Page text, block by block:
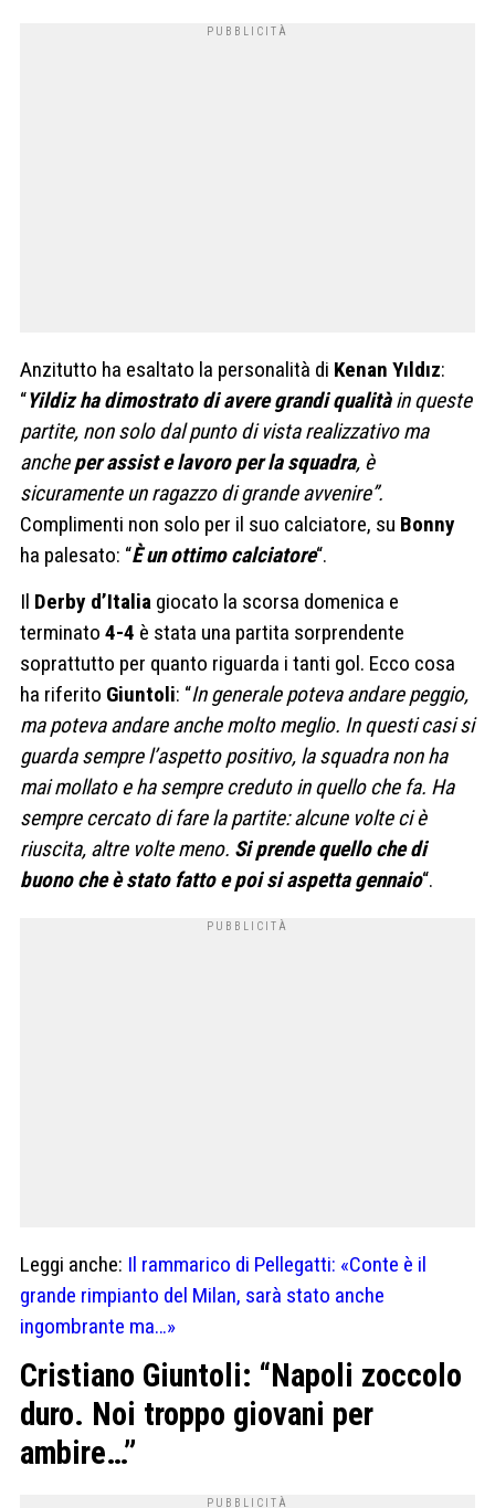
Anzitutto ha esaltato la personalità di Kenan Yıldız:
“Yildiz ha dimostrato di avere grandi qualitàin queste
partite, non solo dal punto di vista realizzativo ma
ancheper assist e lavoro per la squadra, è
sicuramente un ragazzo di grande avvenire”.
Complimenti non solo per il suo calciatore, su Bonny
ha palesato: “È un ottimo calciatore“.
Il Derby d’Italia giocato la scorsa domenica e
terminato 4-4 è stata una partita sorprendente
soprattutto per quanto riguarda i tanti gol. Ecco cosa
ha riferito Giuntoli: “In generale poteva andare peggio,
ma poteva andare anche molto meglio. In questi casi si
guarda sempre l’aspetto positivo, la squadra non ha
mai mollato e ha sempre creduto in quello che fa. Ha
sempre cercato di fare la partite: alcune volte ci è
riuscita, altre volte meno. Si prende quello che di
buono che è stato fatto e poi si aspetta gennaio“.
Leggi anche: Il rammarico di Pellegatti: «Conte è il
grande rimpianto del Milan, sarà stato anche
ingombrante ma…»
Cristiano Giuntoli: “Napoli zoccolo
duro. Noi troppo giovani per
ambire…”